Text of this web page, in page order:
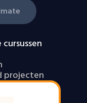
projecten